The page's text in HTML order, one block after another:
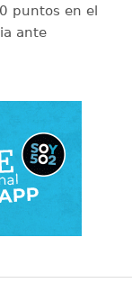
puntos en el
ante